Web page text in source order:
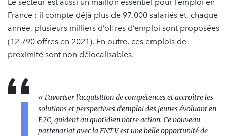
France : il compte déjà plus de 97.000 salariés et, chaque
année, plusieurs milliers d’offres d’emploi sont proposées
(12 790 offres en 2021). En outre, ces emplois de
proximité sont non délocalisables.
« Favoriser l’acquisition de compétences et accroître les
solutions et perspectives d’emploi des jeunes évoluant en
E2C, guident au quotidien notre action. Ce nouveau
partenariat avec la FNTV est une belle opportunité de